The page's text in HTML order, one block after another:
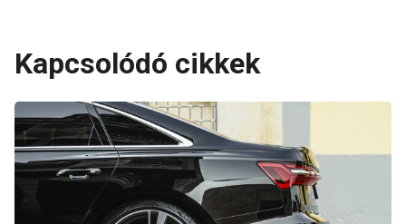
Kapcsolódó cikkek